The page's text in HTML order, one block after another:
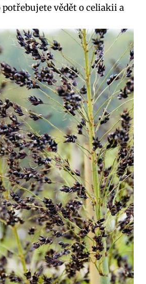
potřebujete vědět o celiakii a